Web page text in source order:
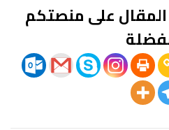
على منصتكم